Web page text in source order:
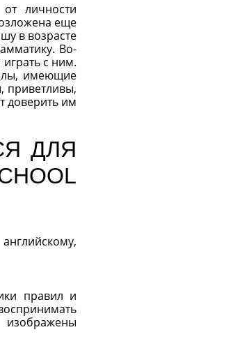
личности
еще
в возрасте
Во-
с ним.
имеющие
приветливы,
доверить им
ДЛЯ
правил и